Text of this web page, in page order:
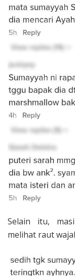
Selain itu,
melihat raut